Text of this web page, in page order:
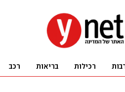
רכילות בריאות רכב